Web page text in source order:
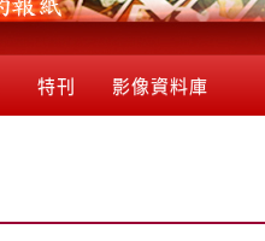
特刊 影像資料庫